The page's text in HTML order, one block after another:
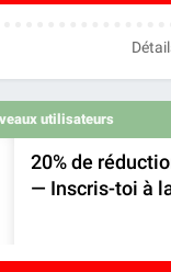
utilisateurs
20% de
— Inscris-toi à